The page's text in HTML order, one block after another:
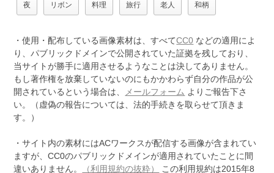
夜 リボン 料理 旅行 老人 和柄
・使用・配布している画像素材は、すべてCC0 などの適用によ
り、パブリックドメインで公開されていた証拠を残しており、
当サイトが勝手に適用させるようなことは決してありません。
もし著作権を放棄していないのにもかかわらず自分の作品が公
開されているという場合は、
メールフォーム よりご報告下さ
い。（虚偽の報告については、法的手続きを取らせて頂きま
す。）
・サイト内の素材にはACワークスが配信する画像が含まれてい
ますが、CC0のパブリックドメインが適用されていたことに間
違いありません。
（利用規約の抜粋） この利用規約は2015年8